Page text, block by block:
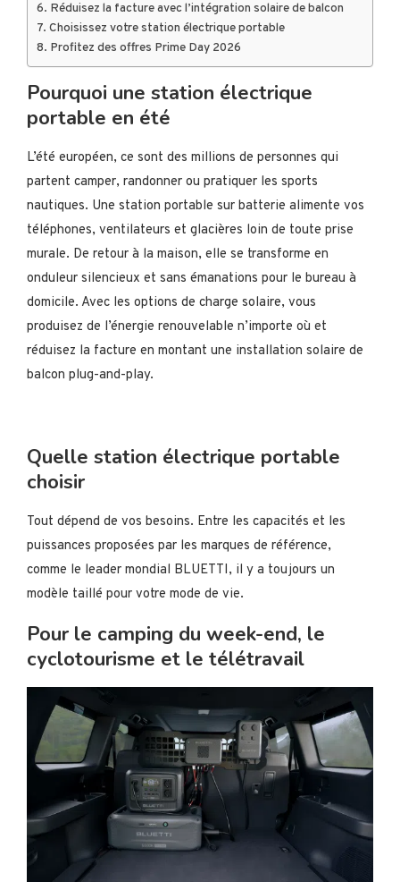
Réduisez la facture avec l’intégration solaire de balcon
Choisissez votre station électrique portable
Profitez des offres Prime Day 2026
Pourquoi une station électrique
portable en été
L’été européen, ce sont des millions de personnes qui
partent camper, randonner ou pratiquer les sports
nautiques. Une station portable sur batterie alimente vos
téléphones, ventilateurs et glacières loin de toute prise
murale. De retour à la maison, elle se transforme en
onduleur silencieux et sans émanations pour le bureau à
domicile. Avec les options de charge solaire, vous
produisez de l’énergie renouvelable n’importe où et
réduisez la facture en montant une installation solaire de
balcon plug-and-play.
Quelle station électrique portable
choisir
Tout dépend de vos besoins. Entre les capacités et les
puissances proposées par les marques de référence,
comme le leader mondial BLUETTI, il y a toujours un
modèle taillé pour votre mode de vie.
Pour le camping du week-end, le
cyclotourisme et le télétravail